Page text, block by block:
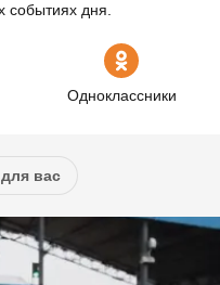
событиях дня.
Одноклассники
вас